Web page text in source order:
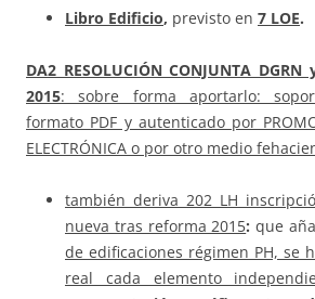
Libro Edificio, previsto en 7 LOE.
DA2 RESOLUCIÓN CONJUNTA
2015: sobre forma aportarlo:
formato PDF y autenticado por
ELECTRÓNICA o por otro medio
también deriva 202 LH
nueva tras reforma 2015: que
de edificaciones régimen PH, se
real cada elemento